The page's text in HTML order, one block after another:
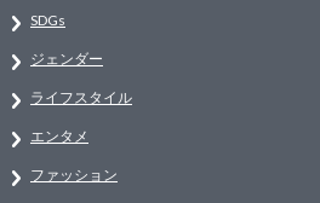
SDGs
ジェンダー
ライフスタイル
エンタメ
ファッション